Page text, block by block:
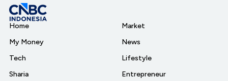
Home
My Money
Tech
Sharia
Market
News
Lifestyle
Entrepreneur